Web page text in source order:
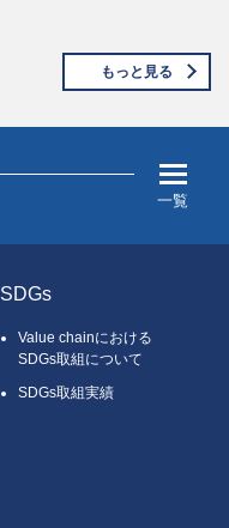
もっと見る
2024/04/05
2024年入社
一覧
SDGs
Value chainにおける
SDGs取組について
SDGs取組実績